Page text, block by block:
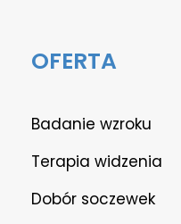
OFERTA
Badanie wzroku
Terapia widzenia
Dobór soczewek